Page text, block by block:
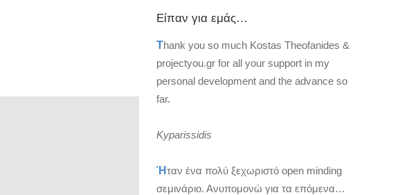
Είπαν για εμάς…
Thank you so much Kostas Theofanides &
projectyou.gr for all your support in my
personal development and the advance so
far.
Kyparissidis
Ή ταν ένα πολύ ξεχωριστό open minding
σεμινάριο. Ανυπομονώ για τα επόμενα…